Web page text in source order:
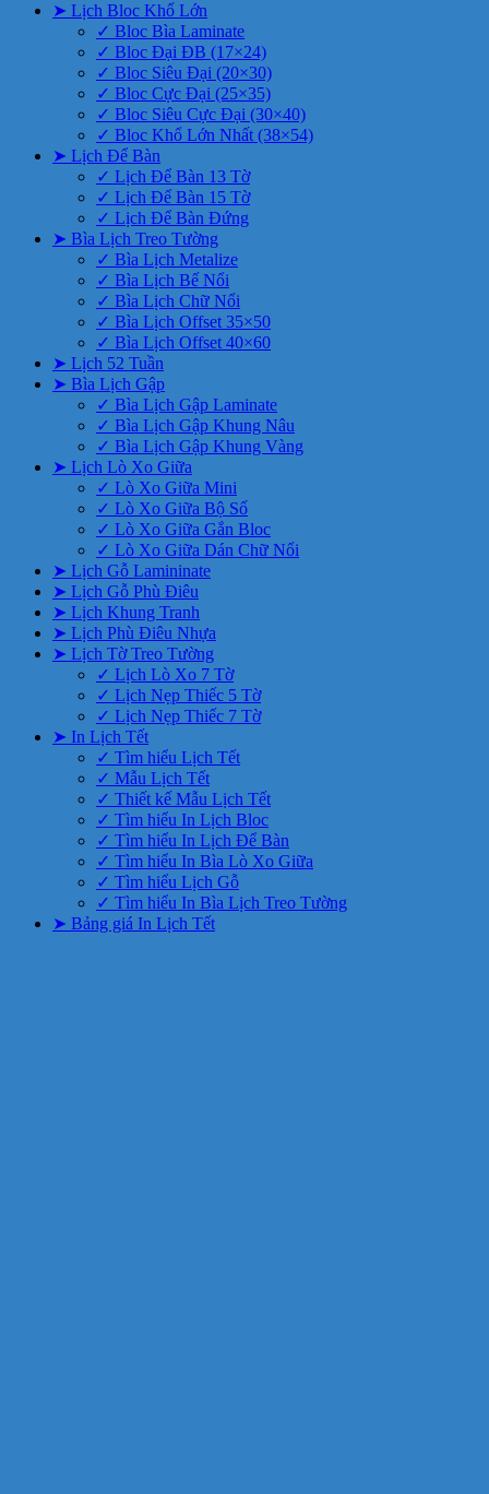
➤ Lịch Bloc Khổ Lớn
✓ Bloc Bìa Laminate
✓ Bloc Đại ĐB (17×24)
✓ Bloc Siêu Đại (20×30)
✓ Bloc Cực Đại (25×35)
✓ Bloc Siêu Cực Đại (30×40)
✓ Bloc Khổ Lớn Nhất (38×54)
➤ Lịch Để Bàn
✓ Lịch Để Bàn 13 Tờ
✓ Lịch Để Bàn 15 Tờ
✓ Lịch Để Bàn Đứng
➤ Bìa Lịch Treo Tường
✓ Bìa Lịch Metalize
✓ Bìa Lịch Bế Nổi
✓ Bìa Lịch Chữ Nổi
✓ Bìa Lịch Offset 35×50
✓ Bìa Lịch Offset 40×60
➤ Lịch 52 Tuần
➤ Bìa Lịch Gập
✓ Bìa Lịch Gập Laminate
✓ Bìa Lịch Gập Khung Nâu
✓ Bìa Lịch Gập Khung Vàng
➤ Lịch Lò Xo Giữa
✓ Lò Xo Giữa Mini
✓ Lò Xo Giữa Bộ Số
✓ Lò Xo Giữa Gắn Bloc
✓ Lò Xo Giữa Dán Chữ Nổi
➤ Lịch Gỗ Lamininate
➤ Lịch Gỗ Phù Điêu
➤ Lịch Khung Tranh
➤ Lịch Phù Điêu Nhựa
➤ Lịch Tờ Treo Tường
✓ Lịch Lò Xo 7 Tờ
✓ Lịch Nẹp Thiếc 5 Tờ
✓ Lịch Nẹp Thiếc 7 Tờ
➤ In Lịch Tết
✓ Tìm hiểu Lịch Tết
✓ Mẫu Lịch Tết
✓ Thiết kế Mẫu Lịch Tết
✓ Tìm hiểu In Lịch Bloc
✓ Tìm hiểu In Lịch Để Bàn
✓ Tìm hiểu In Bìa Lò Xo Giữa
✓ Tìm hiểu Lịch Gỗ
✓ Tìm hiểu In Bìa Lịch Treo Tường
➤ Bảng giá In Lịch Tết